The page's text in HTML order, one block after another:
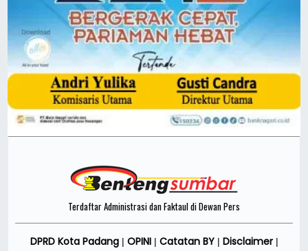
Terdaftar Administrasi dan Faktaul di Dewan Pers
DPRD Kota Padang| OPINI Catatan BY| Disclaimer|